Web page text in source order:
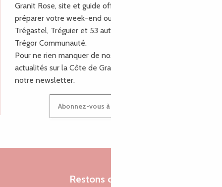
Granit Rose, site et guide officiel pour vous aider à
préparer votre week-end ou vos vacances à Lannion,
Trégastel, Tréguier et 53 autres communes de Lannion-
Trégor Communauté.
Pour ne rien manquer de nos bons plans et nos
actualités sur la Côte de Granit Rose, inscrivez-vous à
notre newsletter.
Abonnez-vous à notre newsletter
Restons connectés